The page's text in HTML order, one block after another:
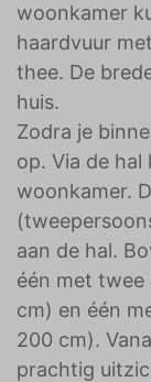
woonkamer
haardvuur
thee. De
huis.
Zodra je
op. Via de hal
woonkamer.
aan de hal.
één met
cm) en één
200 cm).
prachtig